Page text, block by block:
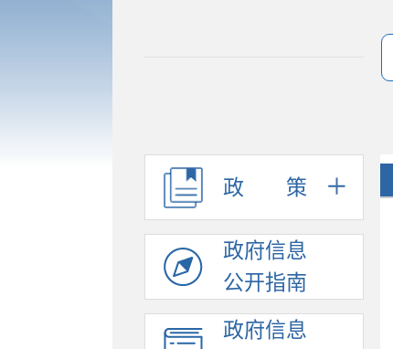
政 策
政府信息
公开指南
政府信息